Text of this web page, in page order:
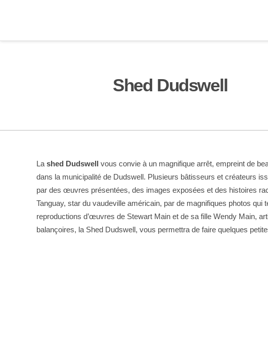
Shed Dudswell
La shed Dudswell vous convie à un magnifique arrêt, empreint de
dans la municipalité de Dudswell. Plusieurs bâtisseurs et créateurs
par des œuvres présentées, des images exposées et des histoires
Tanguay, star du vaudeville américain, par de magnifiques photos
reproductions d’œuvres de Stewart Main et de sa fille Wendy Main,
balançoires, la Shed Dudswell, vous permettra de faire quelques